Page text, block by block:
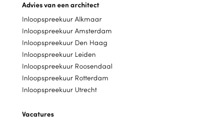
Advies van een architect
Inloopspreekuur Alkmaar
Inloopspreekuur Amsterdam
Inloopspreekuur Den Haag
Inloopspreekuur Leiden
Inloopspreekuur Roosendaal
Inloopspreekuur Rotterdam
Inloopspreekuur Utrecht
Vacatures